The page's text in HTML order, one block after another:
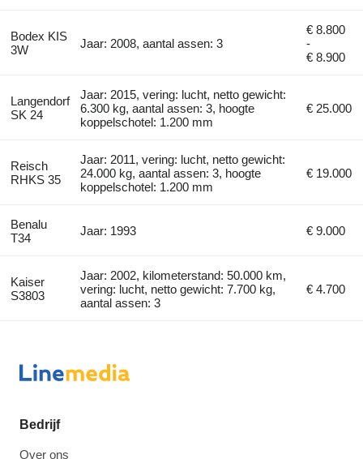
Bodex KIS
3W
Jaar: 2008, aantal assen: 3
€ 8.800
-
€ 8.900
Langendorf
SK 24
Jaar: 2015, vering: lucht, netto gewicht:
6.300 kg, aantal assen: 3, hoogte
koppelschotel: 1.200 mm
€ 25.000
Reisch
RHKS 35
Jaar: 2011, vering: lucht, netto gewicht:
24.000 kg, aantal assen: 3, hoogte
koppelschotel: 1.200 mm
€ 19.000
Benalu
T34
Jaar: 1993 € 9.000
Kaiser
S3803
Jaar: 2002, kilometerstand: 50.000 km,
vering: lucht, netto gewicht: 7.700 kg,
aantal assen: 3
€ 4.700
Bedrijf
Over ons